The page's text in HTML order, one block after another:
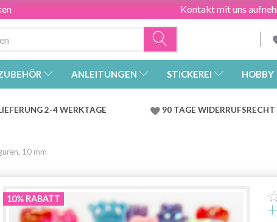
Kontakt mit uns
ANLEITUNGEN STICKEREI HOBBY
2-4 WERKTAGE 90 TAGE WIDERRUFSRECHT
10 mm
10% RABATT